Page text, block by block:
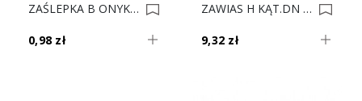
ZAŚLEPKA B ONYKS NA PUSZKE 70T3504 0010467
0,98 zł
ZAWIAS H KĄT.DN 48/6 8mm 329.28.600 0009835
9,32 zł